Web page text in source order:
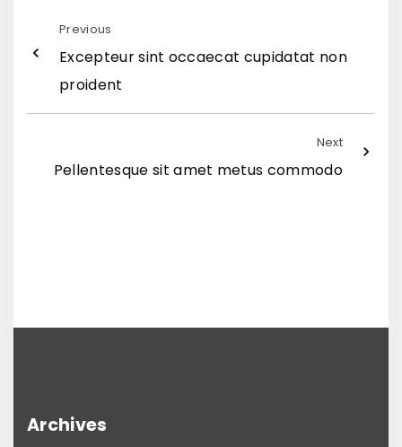
Previous
Excepteur sint occaecat cupidatat non
proident
Next
Pellentesque sit amet metus commodo
Archives